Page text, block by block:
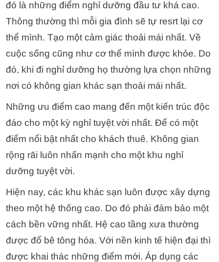
đó là những điểm nghỉ dưỡng đầu tư khá cao.
Thông thường thì mỗi gia đình sẽ tự resrt lại cơ
thể mình. Tạo một cảm giác thoải mái nhất. Về
cuộc sống cũng như cơ thể mình được khỏe. Do
đó, khi đi nghỉ dưỡng họ thường lựa chọn những
nơi có không gian khác sạn thoải mái nhất.
Những ưu điểm cao mang đến một kiến trúc độc
đáo cho một kỳ nghỉ tuyệt vời nhất. Để có một
điểm nổi bật nhất cho khách thuê. Không gian
rộng rãi luôn nhấn mạnh cho một khu nghỉ
dưỡng tuyệt vời.
Hiện nay, các khu khác sạn luôn được xây dựng
theo một hệ thống cao. Do đó phải đảm bảo một
cách bền vững nhất. Hệ cao tầng xưa thường
được đổ bê tông hóa. Với nền kinh tế hiện đại thì
được khai thác những điểm mới. Áp dụng các